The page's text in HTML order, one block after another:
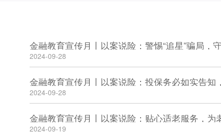
金融教育宣传月丨以案说险：警惕“追星”骗局，
2024-09-28
金融教育宣传月丨以案说险：投保务必如实告知
2024-09-28
金融教育宣传月丨以案说险：贴心适老服务，为
2024-09-19